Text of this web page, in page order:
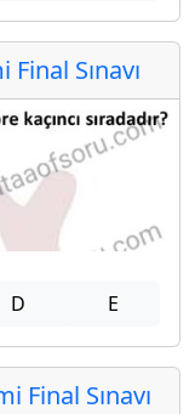
Sınavı
D E
Final Sınavı